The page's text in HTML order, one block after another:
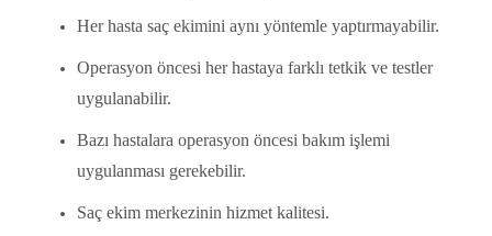
Her hasta saç ekimini aynı yöntemle yaptırmayabilir.
Operasyon öncesi her hastaya farklı tetkik ve testler
uygulanabilir.
Bazı hastalara operasyon öncesi bakım işlemi
uygulanması gerekebilir.
Saç ekim merkezinin hizmet kalitesi.